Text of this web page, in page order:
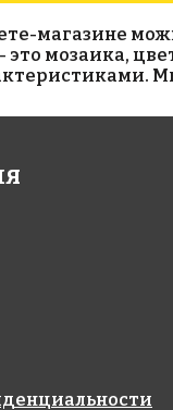
магазине
- это мозаика,